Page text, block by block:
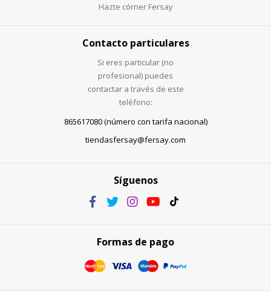
Hazte córner Fersay
Contacto particulares
Si eres particular (no
profesional) puedes
contactar a través de este
teléfono:
865617080 (número con tarifa nacional)
tiendasfersay@fersay.com
Síguenos
Formas de pago